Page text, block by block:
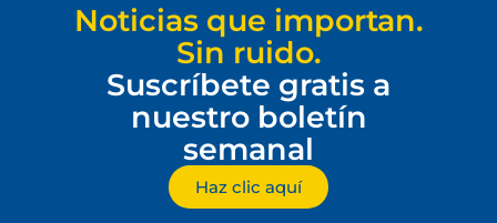
Noticias que importan.
Sin ruido.
Suscríbete gratis a
nuestro boletín
semanal
Haz clic aquí